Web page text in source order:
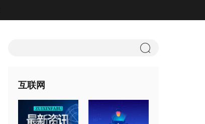
互联网